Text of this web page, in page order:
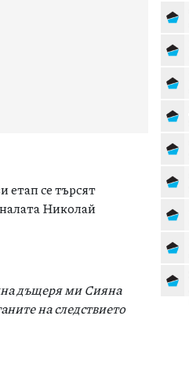
етап се търсят
Николай
дъщеря ми Сияна
на следствието